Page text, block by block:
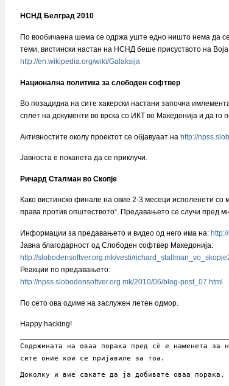
НСНД Белград 2010
По вообичаена шема се одржа уште едно ништо нема да се
теми, вистински настан на НСНД беше присуството на Воја
http://en.wikipedia.org/wiki/Galaksija
Национална политика за слободен софтвер
Во позадидна на сите хакерски настани започна
сплет на документи во врска со ИКТ во Македонија и да
Активностите околу проектот се објавуаат на http://
Јавноста е поканета да се приклучи.
Ричард Сталман во Скопје
Како вистинско финале на овие 2-3 месеци исполенети
права против општеството“. Предавањето се случи пред
Информации за предавањето и видео од него има на:
Јавна благодарност од Слободен софтвер Македонија:
http://slobodensoftver.org.mk/vesti/
Реакции по предавањето:
http://npss.slobodensoftver.org.mk/2010/06/blog-post_07.html
По сето ова одиме на заслужен летен одмор.
Happy hacking!
Содржината на оваа порака пред сѐ е наменета за
сите оние кои се пријавиле за тоа.
Доколку и вие сакате да ја добивате оваа